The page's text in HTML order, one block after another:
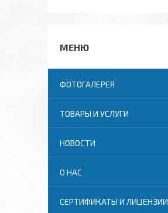
ФОТОГАЛЕРЕЯ
ТОВАРЫ И УСЛУГИ
НОВОСТИ
О НАС
СЕРТИФИКАТЫ И ЛИЦЕНЗИИ